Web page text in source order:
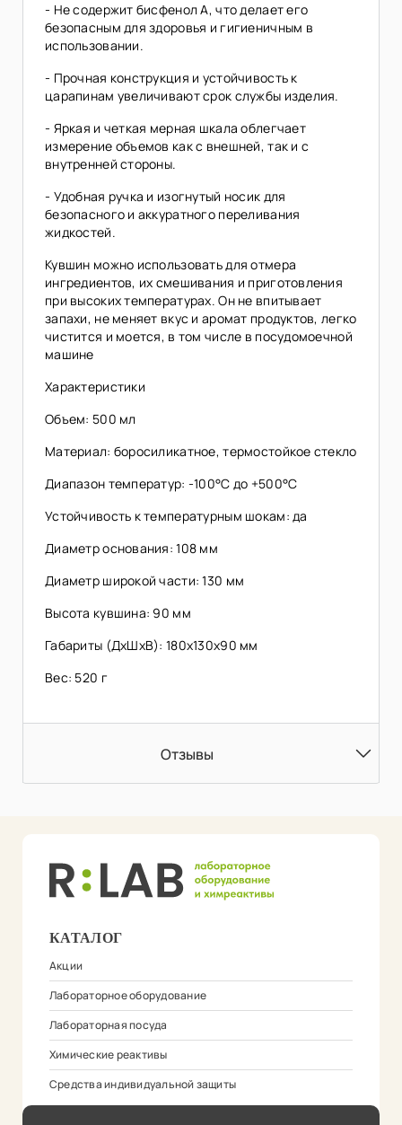
- Не содержит бисфенол А, что делает его
безопасным для здоровья и гигиеничным в
использовании.
- Прочная конструкция и устойчивость к
царапинам увеличивают срок службы изделия.
- Яркая и четкая мерная шкала облегчает
измерение объемов как с внешней, так и с
внутренней стороны.
- Удобная ручка и изогнутый носик для
безопасного и аккуратного переливания
жидкостей.
Кувшин можно использовать для отмера
ингредиентов, их смешивания и приготовления
при высоких температурах. Он не впитывает
запахи, не меняет вкус и аромат продуктов, легко
чистится и моется, в том числе в посудомоечной
машине
Характеристики
Объем: 500 мл
Материал: боросиликатное, термостойкое стекло
Диапазон температур: -100°C до +500°C
Устойчивость к температурным шокам: да
Диаметр основания: 108 мм
Диаметр широкой части: 130 мм
Высота кувшина: 90 мм
Габариты (ДхШхВ): 180х130х90 мм
Вес: 520 г
Отзывы
КАТАЛОГ
Акции
Лабораторное оборудование
Лабораторная посуда
Химические реактивы
Средства индивидуальной защиты